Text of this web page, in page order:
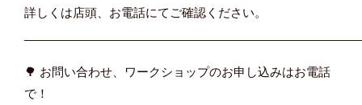
詳しくは店頭、お電話にてご確認ください。
🌳 お問い合わせ、ワークショップのお申し込みはお電話
で！